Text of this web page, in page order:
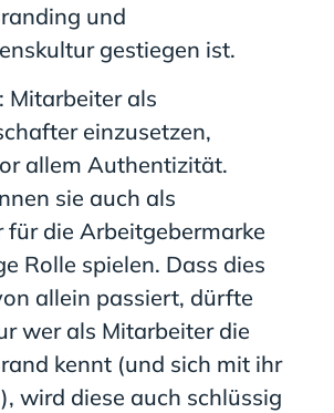
und
gestiegen ist.
Mitarbeiter als
einzusetzen,
allem Authentizität.
sie auch als
für die Arbeitgebermarke
Rolle spielen. Dass dies
allein passiert, dürfte
wer als Mitarbeiter die
kennt (und sich mit ihr
wird diese auch schlüssig